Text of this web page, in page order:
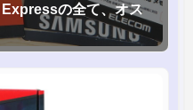
の全て、オス